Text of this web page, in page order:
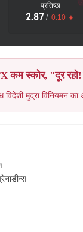
प्रतिष्ठा
2.87 / 0.10
कम स्कोर, "दूर
विदेशी मुद्रा विनियमन